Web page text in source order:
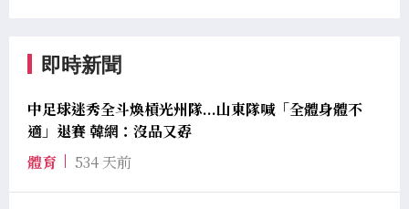
即時新聞
中足球迷秀全斗煥槓光州隊...山東隊喊「全體身體不
適」退賽 韓網：沒品又孬
體育
534 天前